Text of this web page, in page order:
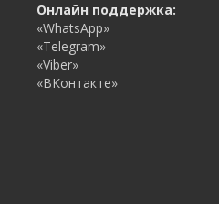
Онлайн поддержка:
«WhatsApp»
«Telegram»
«Viber»
«ВКонтакте»